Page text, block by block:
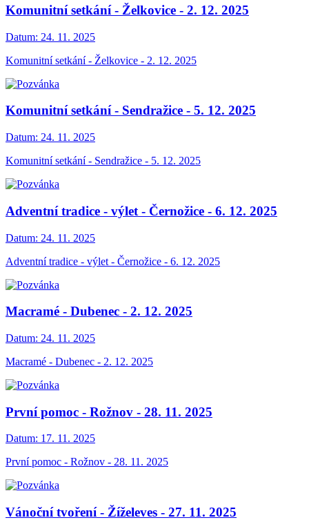
Komunitní setkání - Želkovice - 2. 12. 2025
Datum: 24. 11. 2025
Komunitní setkání - Želkovice - 2. 12. 2025
Komunitní setkání - Sendražice - 5. 12. 2025
Datum: 24. 11. 2025
Komunitní setkání - Sendražice - 5. 12. 2025
Adventní tradice - výlet - Černožice - 6. 12. 2025
Datum: 24. 11. 2025
Adventní tradice - výlet - Černožice - 6. 12. 2025
Macramé - Dubenec - 2. 12. 2025
Datum: 24. 11. 2025
Macramé - Dubenec - 2. 12. 2025
První pomoc - Rožnov - 28. 11. 2025
Datum: 17. 11. 2025
První pomoc - Rožnov - 28. 11. 2025
Vánoční tvoření - Žíželeves - 27. 11. 2025